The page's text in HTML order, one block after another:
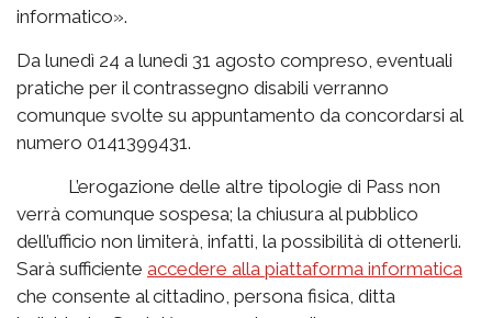
informatico».
Da lunedì 24 a lunedì 31 agosto compreso, eventuali
pratiche per il contrassegno disabili verranno
comunque svolte su appuntamento da concordarsi al
numero 0141399431.
L’erogazione delle altre tipologie di Pass non
verrà comunque sospesa; la chiusura al pubblico
dell’ufficio non limiterà, infatti, la possibilità di ottenerli.
Sarà sufficiente accedere alla piattaforma informatica
che consente al cittadino, persona fisica, ditta